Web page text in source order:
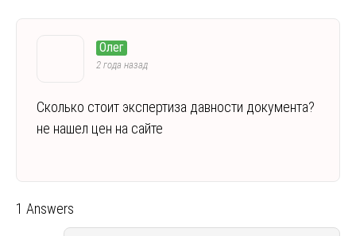
Олег
2 года назад
Сколько стоит экспертиза давности документа?
не нашел цен на сайте
1 Answers